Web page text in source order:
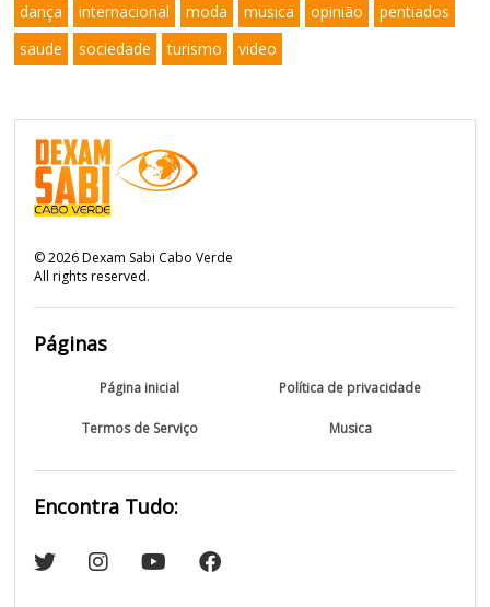
dança
internacional moda musica opinião
pentiados
saude
sociedade turismo video
©2026Dexam Sabi Cabo Verde
All rights reserved.
Páginas
Página inicial Política de privacidade
Termos de Serviço Musica
Encontra Tudo: